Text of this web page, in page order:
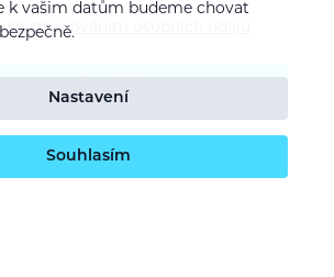
sezpracováním osobních údajů
k vašim datům budeme chovat
Nastavení
Souhlasím